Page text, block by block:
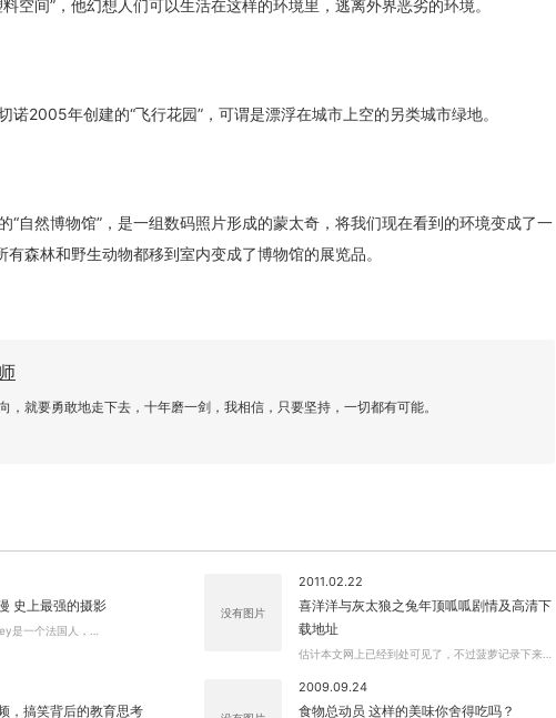
空间”，他幻想人们可以生活在这样的环境里，逃离外界恶劣的环境。
诺2005年创建的“飞行花园”，可谓是漂浮在城市上空的另类城市绿地。
“自然博物馆”，是一组数码照片形成的蒙太奇，将我们现在看到的环境变成了一
森林和野生动物都移到室内变成了博物馆的展览品。
，就要勇敢地走下去，十年磨一剑，我相信，只要坚持，一切都有可能。
史上最强的摄影
是一个法国人，…
没有图片
2011.02.22
喜洋洋与灰太狼之兔年顶呱呱剧情及高清下
载地址
估计本文网上已经到处可见了，不过菠萝记录下来…
，搞笑背后的教育思考
2009.09.24
食物总动员 这样的美味你舍得吃吗？